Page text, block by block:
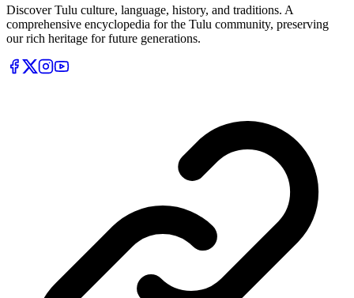
Discover Tulu culture, language, history, and traditions. A
comprehensive encyclopedia for the Tulu community, preserving
our rich heritage for future generations.